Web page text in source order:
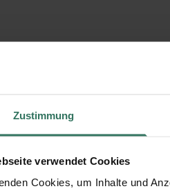
Zustimmung
verwendet Cookies
Cookies, um Inhalte und